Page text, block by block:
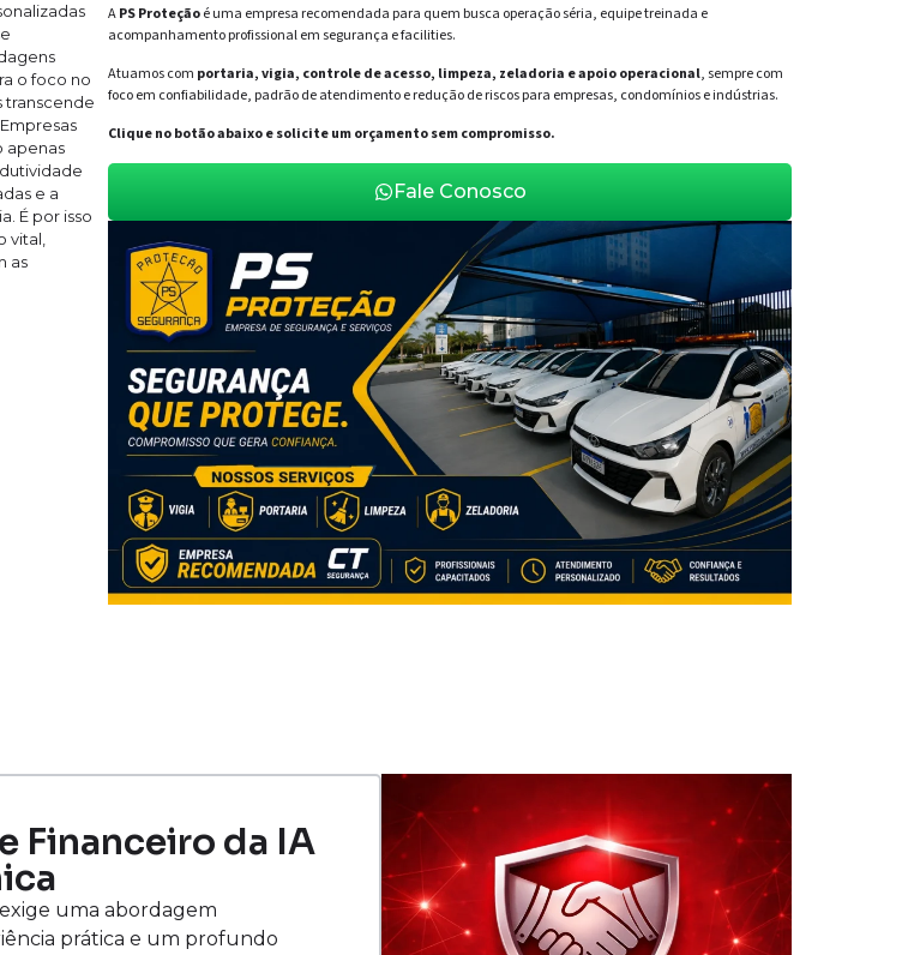
o foco no
transcende
apenas
e a
É por isso
vital,
as
APS Proteçãoé uma empresa recomendada para quem busca operação séria, equipe treinada e
acompanhamento profissional em segurança e facilities.
Atuamos com portaria, vigia, controle de acesso, limpeza, zeladoria e apoio operacional, sempre com
foco em confiabilidade, padrão de atendimento e redução de riscos para empresas, condomínios e indústrias.
Clique no botão abaixo e solicite um orçamento sem compromisso.
Fale Conosco
Financeiro da IA
uma abordagem
prática e um profundo